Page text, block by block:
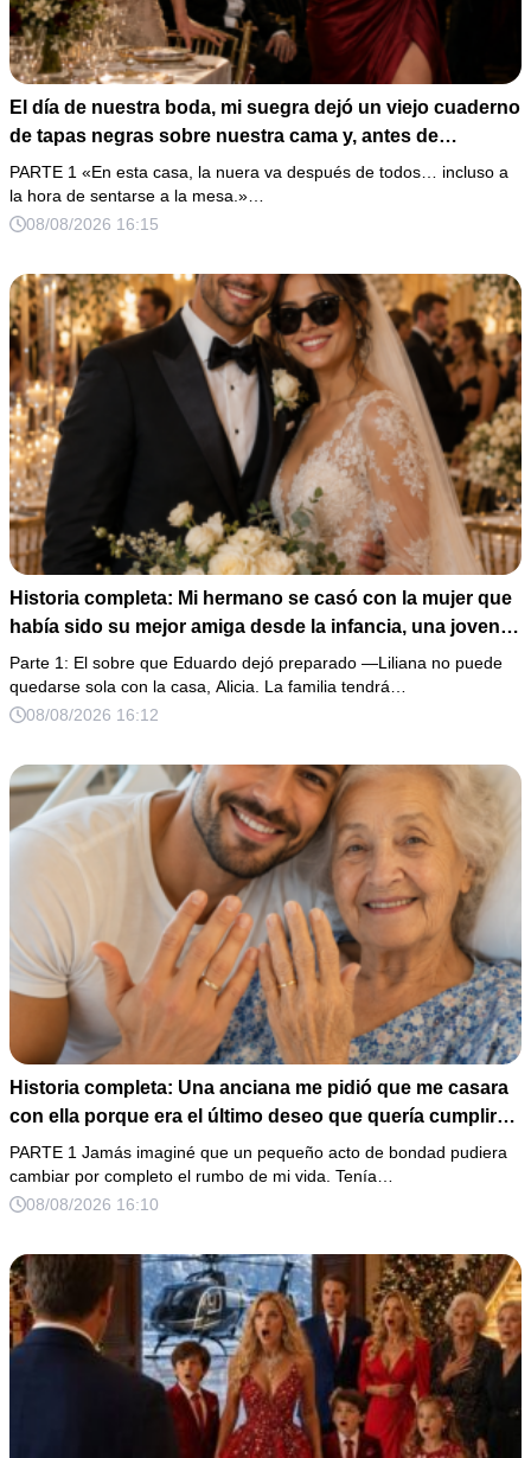
El día de nuestra boda, mi suegra dejó un viejo cuaderno
de tapas negras sobre nuestra cama y, antes de
marcharse, dijo: «En esta familia todos deben cumplir
una misma regla…».
PARTE 1 «En esta casa, la nuera va después de todos… incluso a
la hora de sentarse a la mesa.»…
08/08/2026 16:15
Historia completa: Mi hermano se casó con la mujer que
había sido su mejor amiga desde la infancia, una joven
ciega a la que protegió durante toda su vida. Tras su
fallecimiento, ella me entregó un sobre y me confesó la
verdadera razón por la que él la eligió a ella por encima
Parte 1: El sobre que Eduardo dejó preparado —Liliana no puede
quedarse sola con la casa, Alicia. La familia tendrá…
08/08/2026 16:12
Historia completa: Una anciana me pidió que me casara
con ella porque era el último deseo que quería cumplir
antes de morir. Después de su fallecimiento, su abogado
puso en mis manos una vieja bolsa de hospital que
había conservado durante años y me dijo: «Ella te eligió
PARTE 1 Jamás imaginé que un pequeño acto de bondad pudiera
cambiar por completo el rumbo de mi vida. Tenía…
08/08/2026 16:10